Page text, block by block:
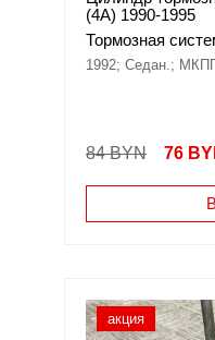
(4A) 1990-1995
Тормозная
1992; Седан.;
84 BYN 76
акция